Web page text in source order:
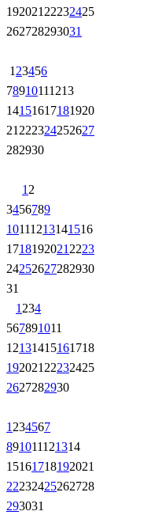
192021 22232425
262728293031
1 23456
78910111213
14151617181920
21 222324252627
282930
1 2
3456789
10111213141516
1718192021 2223
24252627282930
31
1 234
567891011
12131415161718
192021 22232425
2627282930
1 234567
891011121314
15161718192021
22232425262728
293031